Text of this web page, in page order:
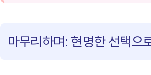
마무리하며: 현명한 선택으